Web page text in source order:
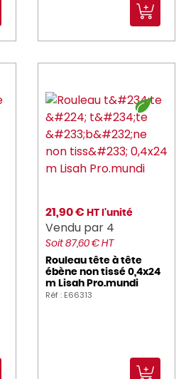
21,90 € HT l'unité
Vendu par 4
Soit 87,60 € HT
Rouleau tête à tête
ébène non tissé 0,4x24
m Lisah Pro.mundi
Réf : E66313